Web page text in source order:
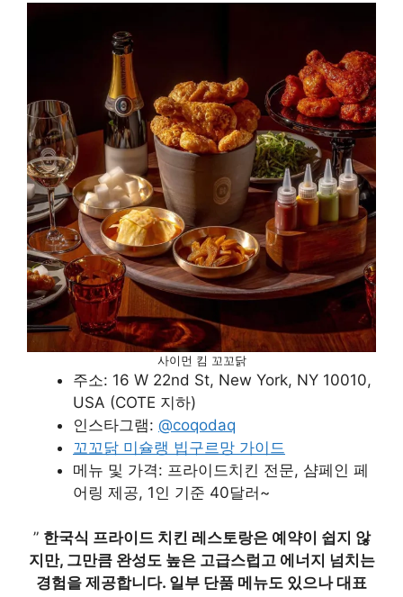
사이먼 킴 꼬꼬닭
주소: 16 W 22nd St, New York, NY 10010,
USA (COTE 지하)
인스타그램: @coqodaq
꼬꼬닭 미슐랭 빕구르망 가이드
메뉴 및 가격: 프라이드치킨 전문, 샴페인 페
어링 제공, 1인 기준 40달러~
” 한국식 프라이드 치킨 레스토랑은 예약이 쉽지 않
지만, 그만큼 완성도 높은 고급스럽고 에너지 넘치는
경험을 제공합니다. 일부 단품 메뉴도 있으나 대표